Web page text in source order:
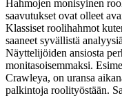
Hahmojen monisyinen
saavutukset ovat olleet
Klassiset roolihahmot
saaneet syvällistä
Näyttelijöiden ansiosta
monitasoisemmaksi.
Crawleya, on uransa
palkintoja roolityöstään.